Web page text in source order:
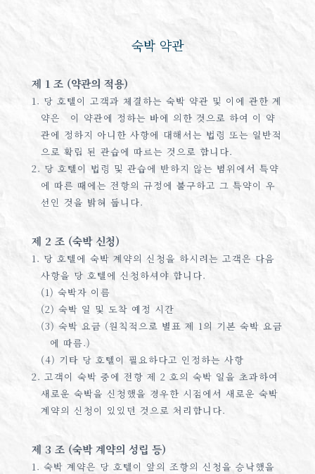
숙박 약관
제 1 조 (약관의 적용)
1. 당 호텔이 고객과 체결하는 숙박 약관 및 이에 관한 계
약은 이 약관에 정하는 바에 의한 것으로 하여 이 약
관에 정하지 아니한 사항에 대해서는 법령 또는 일반적
으로 확립 된 관습에 따르는 것으로 합니다.
2. 당 호텔이 법령 및 관습에 반하지 않는 범위에서 특약
에 따른 때에는 전항의 규정에 불구하고 그 특약이 우
선인 것을 밝혀 둡니다.
제 2 조 (숙박 신청)
1. 당 호텔에 숙박 계약의 신청을 하시려는 고객은 다음
사항을 당 호텔에 신청하셔야 합니다.
(1) 숙박자 이름
(2) 숙박 일 및 도착 예정 시간
(3) 숙박 요금 (원칙적으로 별표 제 1의 기본 숙박 요금
에 따름.)
(4) 기타 당 호텔이 필요하다고 인정하는 사항
2. 고객이 숙박 중에 전항 제 2 호의 숙박 일을 초과하여
새로운 숙박을 신청했을 경우한 시점에서 새로운 숙박
계약의 신청이 있있던 것으로 처리합니다.
제 3 조 (숙박 계약의 성립 등)
1. 숙박 계약은 당 호텔이 앞의 조항의 신청을 승낙했을